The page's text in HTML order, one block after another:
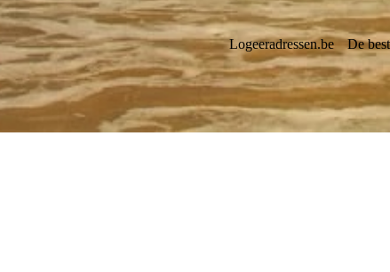
Logeeradressen.be De